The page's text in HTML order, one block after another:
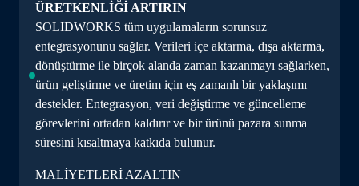
ÜRETKENLİĞİ ARTIRIN
SOLIDWORKS tüm uygulamaların sorunsuz
entegrasyonunu sağlar. Verileri içe aktarma, dışa aktarma,
dönüştürme ile birçok alanda zaman kazanmayı sağlarken,
ürün geliştirme ve üretim için eş zamanlı bir yaklaşımı
destekler. Entegrasyon, veri değiştirme ve güncelleme
görevlerini ortadan kaldırır ve bir ürünü pazara sunma
süresini kısaltmaya katkıda bulunur.
MALİYETLERİ AZALTIN